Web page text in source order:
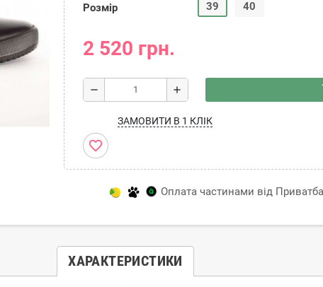
Розмір 39 40
2 520 грн.
remove add
ЗАМОВИТИ В 1 КЛІК
favorite_border
Оплата частинами від
ХАРАКТЕРИСТИКИ